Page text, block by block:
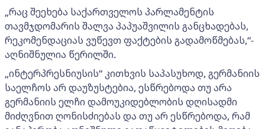
„რაც შეეხება საქართველოს პარლამენტის
თავმჯდომარის შალვა პაპუაშვილის განცხადებას,
რეკომენდაციას ვუწევთ ფაქტების გადამოწმებას,“-
აღნიშნულია წერილში.
„ინტერპრესნიუსის“ კითხვის საპასუხოდ, გერმანიის
საელჩოს არ დაუზუსტებია, ესწრებოდა თუ არა
გერმანიის ელჩი დამოუკიდებლობის დღისადმი
მიძღვნით ღონისძიებას და თუ არ ესწრებოდა, რამ